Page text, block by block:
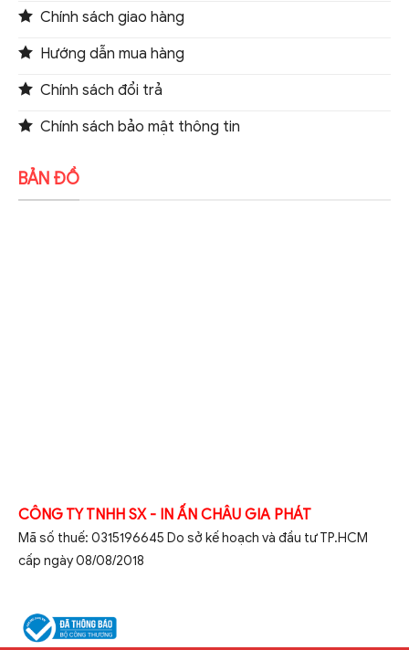
Chính sách giao hàng
Hướng dẫn mua hàng
Chính sách đổi trả
Chính sách bảo mật thông tin
BẢN ĐỒ
CÔNG TY TNHH SX - IN ẤN CHÂU GIA PHÁT
Mã số thuế: 0315196645 Do sở kế hoạch và đầu tư TP.HCM
cấp ngày 08/08/2018